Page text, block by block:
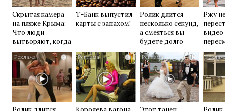
Скрытая камера
на пляже Крыма:
Что люди
вытворяют, когда
их не видят...
Т-Банк выпустил
карты с запахом!
Ролик длится
несколько секунд,
а смеяться вы
будете долго
Ржу
видео
раз
i i i